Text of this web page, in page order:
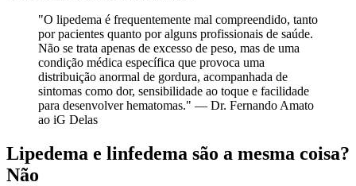
"O lipedema é frequentemente mal compreendido, tanto
por pacientes quanto por alguns profissionais de saúde.
Não se trata apenas de excesso de peso, mas de uma
condição médica específica que provoca uma
distribuição anormal de gordura, acompanhada de
sintomas como dor, sensibilidade ao toque e facilidade
para desenvolver hematomas." — Dr. Fernando Amato
ao iG Delas
Lipedema e linfedema são a mesma coisa?
Não